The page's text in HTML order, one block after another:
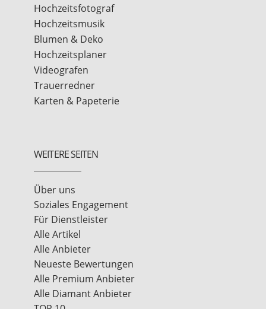
Hochzeitsfotograf
Hochzeitsmusik
Blumen & Deko
Hochzeitsplaner
Videografen
Trauerredner
Karten & Papeterie
WEITERE SEITEN
Über uns
Soziales Engagement
Für Dienstleister
Alle Artikel
Alle Anbieter
Neueste Bewertungen
Alle Premium Anbieter
Alle Diamant Anbieter